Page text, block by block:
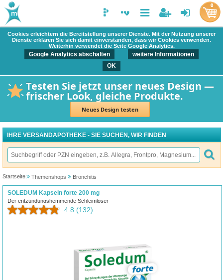
Cookies erleichtern die Bereitstellung unserer Dienste. Mit der Nutzung unserer
Dienste erklären Sie sich damit einverstanden, dass wir Cookies verwenden.
Weiterhin verwendet die Seite Google Analytics.
Google Analytics abschalten
weitere Informationen
OK
Testen Sie jetzt unser neues Design —
frischer Look, gleiche Produkte.
Neues Design testen
0
IHRE VERSANDAPOTHEKE - SIE SUCHEN, WIR FINDEN
Startseite Themenshops Bronchitis
SOLEDUM Kapseln forte 200 mg
Der entzündungshemmende Schleimlöser
4.8 (132)